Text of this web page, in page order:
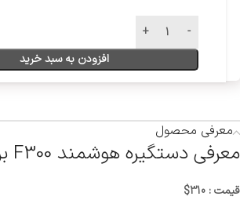
افزودن به سبد خرید
معرفی محصول
معرفی دستگیره هوشمند F300 برند هوم لاک:
قیمت : 310$